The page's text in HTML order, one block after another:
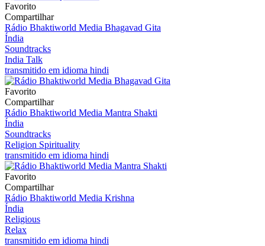
Favorito
Compartilhar
Rádio Bhaktiworld Media Bhagavad Gita
Índia
Soundtracks
India Talk
transmitido em idioma hindi
Favorito
Compartilhar
Rádio Bhaktiworld Media Mantra Shakti
Índia
Soundtracks
Religion Spirituality
transmitido em idioma hindi
Favorito
Compartilhar
Rádio Bhaktiworld Media Krishna
Índia
Religious
Relax
transmitido em idioma hindi